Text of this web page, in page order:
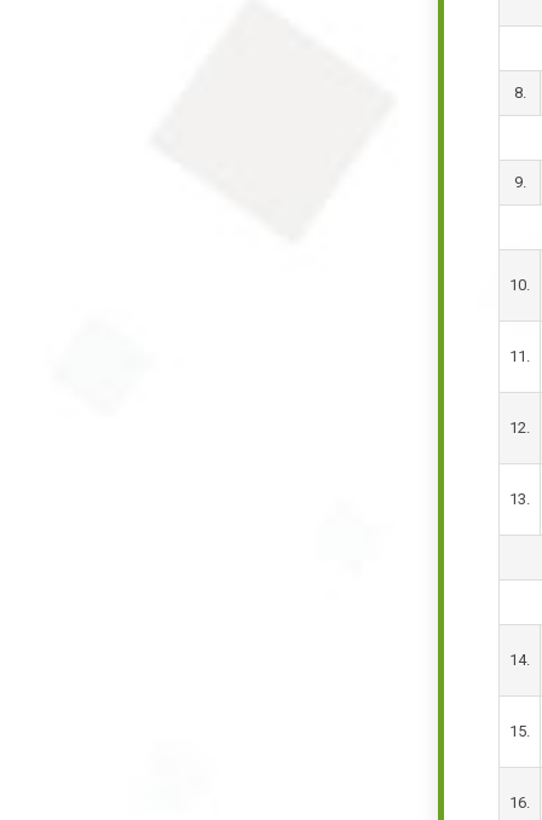
8.
9.
10.
11.
12.
13.
14.
15.
16.